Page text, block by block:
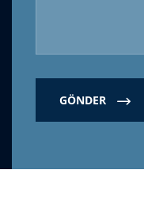
GÖNDER